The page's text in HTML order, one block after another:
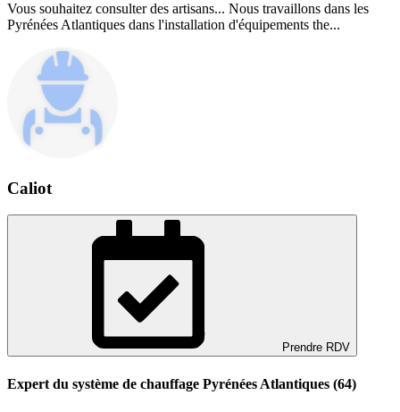
Vous souhaitez consulter des artisans... Nous travaillons dans les
Pyrénées Atlantiques dans l'installation d'équipements the...
Caliot
Prendre RDV
Expert du système de chauffage Pyrénées Atlantiques (64)